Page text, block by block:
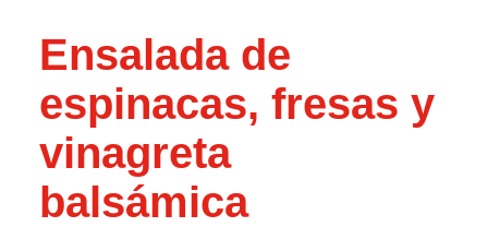
Ensalada de
espinacas, fresas y
vinagreta
balsámica